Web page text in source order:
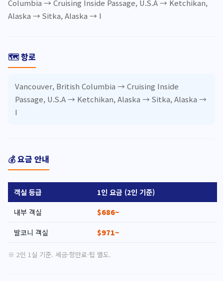
Columbia → Cruising Inside Passage, U.S.A → Ketchikan,
Alaska → Sitka, Alaska → I
🗺️ 항로
Vancouver, British Columbia → Cruising Inside
Passage, U.S.A → Ketchikan, Alaska → Sitka, Alaska →
I
💰 요금 안내
객실 등급
1인 요금 (2인 기준)
내부 객실
$686~
발코니 객실 $971~
※ 2인 1실 기준. 세금·항만료·팁 별도.